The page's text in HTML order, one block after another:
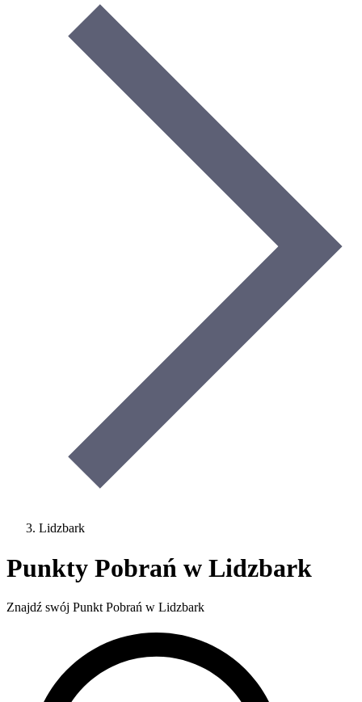
Lidzbark
Punkty Pobrań w Lidzbark
Znajdź swój Punkt Pobrań w Lidzbark